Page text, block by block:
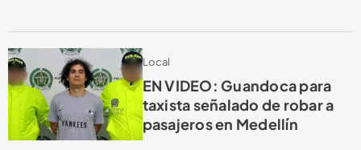
Local
EN VIDEO: Guandoca para
taxista señalado de robar a
pasajeros en Medellín